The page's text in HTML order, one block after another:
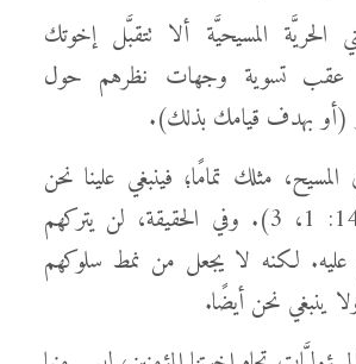
الحريَّة المسيحيَّة ألا تتقبَّل إخوتك
عقب تسوية وجهات نظرهم حول
(أو بهدف قيامك بذلك).
المسيح، مثلك تمامًا؛ فينبغي علينا نحن
كذلك (رومية 14: 1، 3). وفي الحقيقة، لن يتركهم
لكنه لا يجعل من نمط سلوكهم
ينبغي نحن أيضًا.